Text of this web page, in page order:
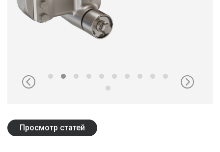
SWEDISH
RUSSIAN
PORTUGUESE
ESTONIAN
Просмотр статей